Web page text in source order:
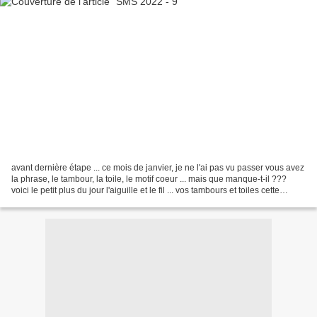
avant dernière étape ... ce mois de janvier, je ne l'ai pas vu passer vous avez
la phrase, le tambour, la toile, le motif coeur ... mais que manque-t-il ???
voici le petit plus du jour l'aiguille et le fil ... vos tambours et toiles cette